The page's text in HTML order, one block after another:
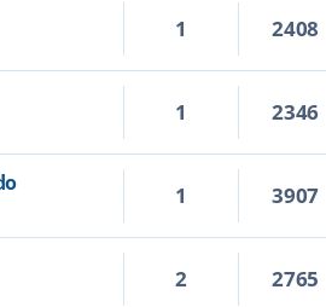
1 2408
1 2346
1 3907
2 2765